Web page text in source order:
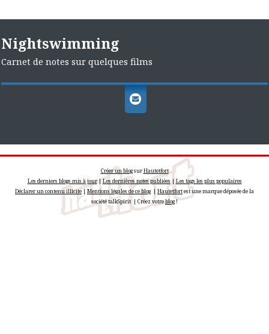
Nightswimming
Carnet de notes sur quelques films
Créer un blogsurHautetfort
Les derniers blogs mis à jour|Les dernières notes publiées |Les tags les plus populaires
Déclarer un contenu illicite| Mentions légales de ce blog| Hautetfortest une marque déposée de la
société talkSpirit | Créez votreblog!